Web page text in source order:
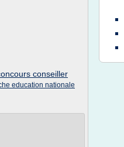
conseiller
education nationale